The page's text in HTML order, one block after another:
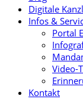
Digitale
Infos &
Portal
Video-
Kontakt